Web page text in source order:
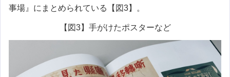
事場』にまとめられている【図3】。
【図3】手がけたポスターなど